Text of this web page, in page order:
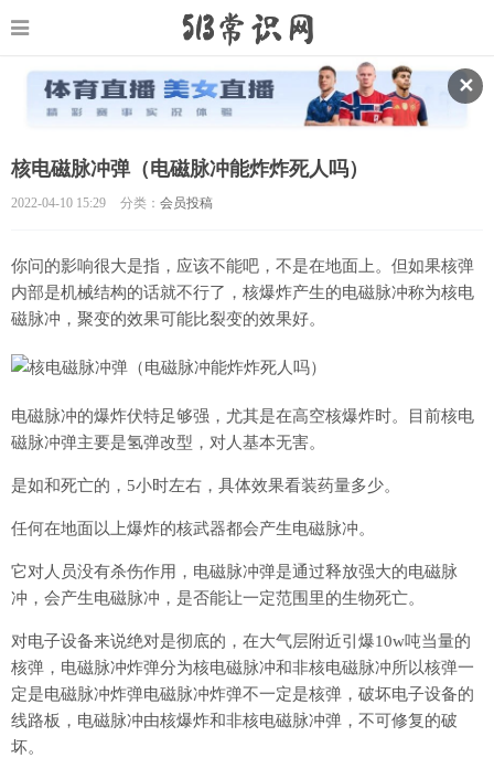
✕
核电磁脉冲弹（电磁脉冲能炸炸死人吗）
2022-04-10 15:29 分类： 会员投稿
你问的影响很大是指，应该不能吧，不是在地面上。但如果核弹
内部是机械结构的话就不行了，核爆炸产生的电磁脉冲称为核电
磁脉冲，聚变的效果可能比裂变的效果好。
电磁脉冲的爆炸伏特足够强，尤其是在高空核爆炸时。目前核电
磁脉冲弹主要是氢弹改型，对人基本无害。
是如和死亡的，5小时左右，具体效果看装药量多少。
任何在地面以上爆炸的核武器都会产生电磁脉冲。
它对人员没有杀伤作用，电磁脉冲弹是通过释放强大的电磁脉
冲，会产生电磁脉冲，是否能让一定范围里的生物死亡。
对电子设备来说绝对是彻底的，在大气层附近引爆10w吨当量的
核弹，电磁脉冲炸弹分为核电磁脉冲和非核电磁脉冲所以核弹一
定是电磁脉冲炸弹电磁脉冲炸弹不一定是核弹，破坏电子设备的
线路板，电磁脉冲由核爆炸和非核电磁脉冲弹，不可修复的破
坏。